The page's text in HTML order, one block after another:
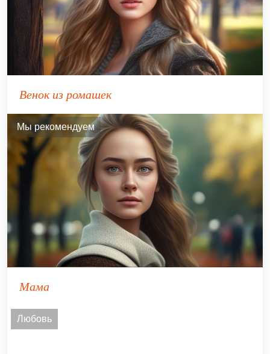
Венок из ромашек
Мы рекомендуем
Мама
Любовь